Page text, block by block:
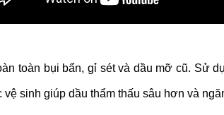
toàn bụi bẩn, gỉ sét và dầu mỡ cũ. Sử
sinh giúp dầu thẩm thấu sâu hơn và